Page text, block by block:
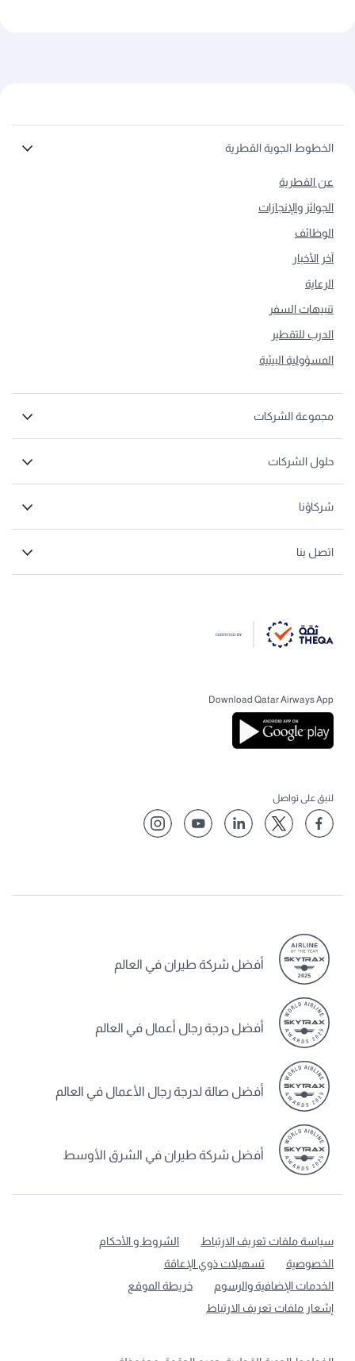
الخطوط الجوية القطرية
عن القطرية
الجوائز والإنجازات
الوظائف
آخر الأخبار
الرعاية
تنبيهات السفر
الدرب للتقطير
المسؤولية البيئية
مجموعة الشركات
حلول الشركات
شركاؤنا
اتصل بنا
Download Qatar Airways App
لنبق على تواصل
أفضل شركة طيران في العالم
أفضل درجة رجال أعمال في العالم
أفضل صالة لدرجة رجال الأعمال في العالم
أفضل شركة طيران في الشرق الأوسط
سياسة ملفات تعريف الارتباط
الشروط و الأحكام
الخصوصية
تسهيلات ذوي الإعاقة
الخدمات الإضافية والرسوم
خريطة الموقع
إشعار ملفات تعريف الارتباط